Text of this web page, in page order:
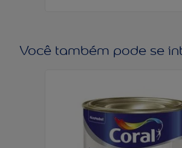
Você também pode se